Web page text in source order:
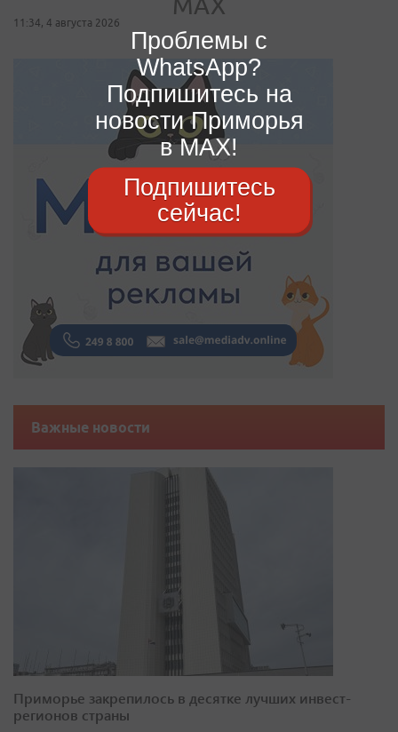
11:34, 4 августа 2026
Важные новости
Приморье закрепилось в десятке лучших инвест-
регионов страны
Проблемы с
WhatsApp?
Подпишитесь на
новости Приморья
в MAX!
Подпишитесь
сейчас!